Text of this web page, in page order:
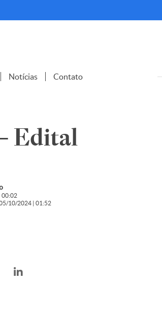
Notícias Contato
Edital
10/2024 | 01:52